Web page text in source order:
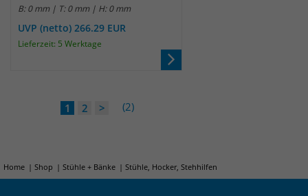
B: 0 mm | T: 0 mm | H: 0 mm
UVP (netto) 266.29 EUR
Lieferzeit: 5 Werktage
1 2 > (2)
Home Shop Stühle + Bänke Stühle, Hocker, Stehhilfen